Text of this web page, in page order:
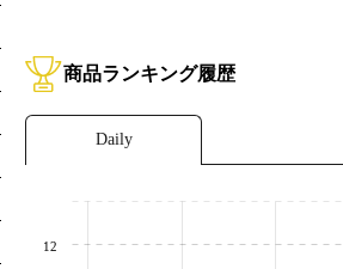
商品ランキング履歴
Daily
12